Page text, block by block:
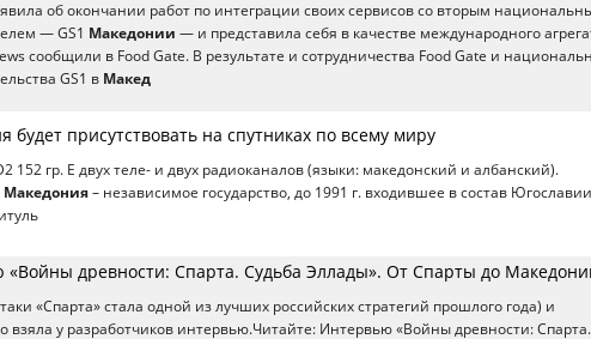
об окончании работ по интеграции своих сервисов со вторым
— GS1 Македонии — и представила себя в качестве международного
сообщили в Food Gate. В результате и сотрудничества Food Gate и
GS1 в Макед
будет присутствовать на спутниках по всему миру
152 гр. E двух теле- и двух радиоканалов (языки: македонский и албанский).
Македония – независимое государство, до 1991 г. входившее в состав
«Войны древности: Спарта. Судьба Эллады». От Спарты до
«Спарта» стала одной из лучших российских стратегий прошлого года) и
взяла у разработчиков интервью.Читайте: Интервью «Войны древности: Спарта.